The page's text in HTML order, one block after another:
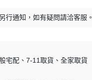
行通知，如有疑問請洽客服。
宅配 7-11取貨
全家取貨